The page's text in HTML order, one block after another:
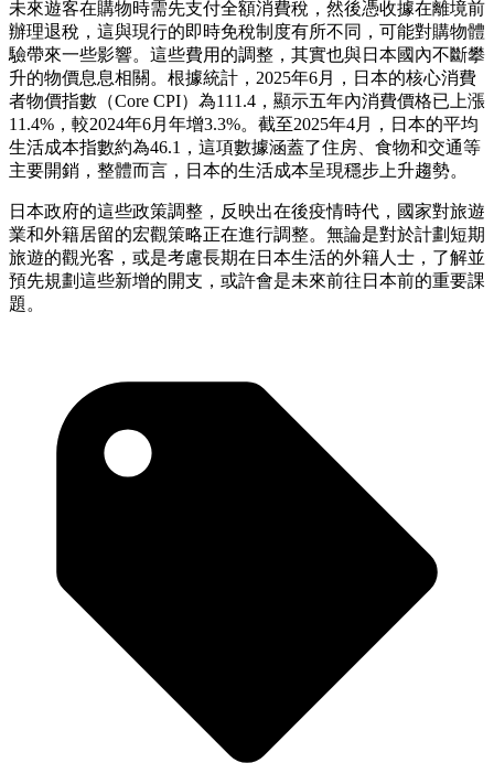
未來遊客在購物時需先支付全額消費稅，然後憑收據在離境前
辦理退稅，這與現行的即時免稅制度有所不同，可能對購物體
驗帶來一些影響。這些費用的調整，其實也與日本國內不斷攀
升的物價息息相關。根據統計，2025年6月，日本的核心消費
者物價指數（Core CPI）為111.4，顯示五年內消費價格已上漲
11.4%，較2024年6月年增3.3%。截至2025年4月，日本的平均
生活成本指數約為46.1，這項數據涵蓋了住房、食物和交通等
主要開銷，整體而言，日本的生活成本呈現穩步上升趨勢。
日本政府的這些政策調整，反映出在後疫情時代，國家對旅遊
業和外籍居留的宏觀策略正在進行調整。無論是對於計劃短期
旅遊的觀光客，或是考慮長期在日本生活的外籍人士，了解並
預先規劃這些新增的開支，或許會是未來前往日本前的重要課
題。